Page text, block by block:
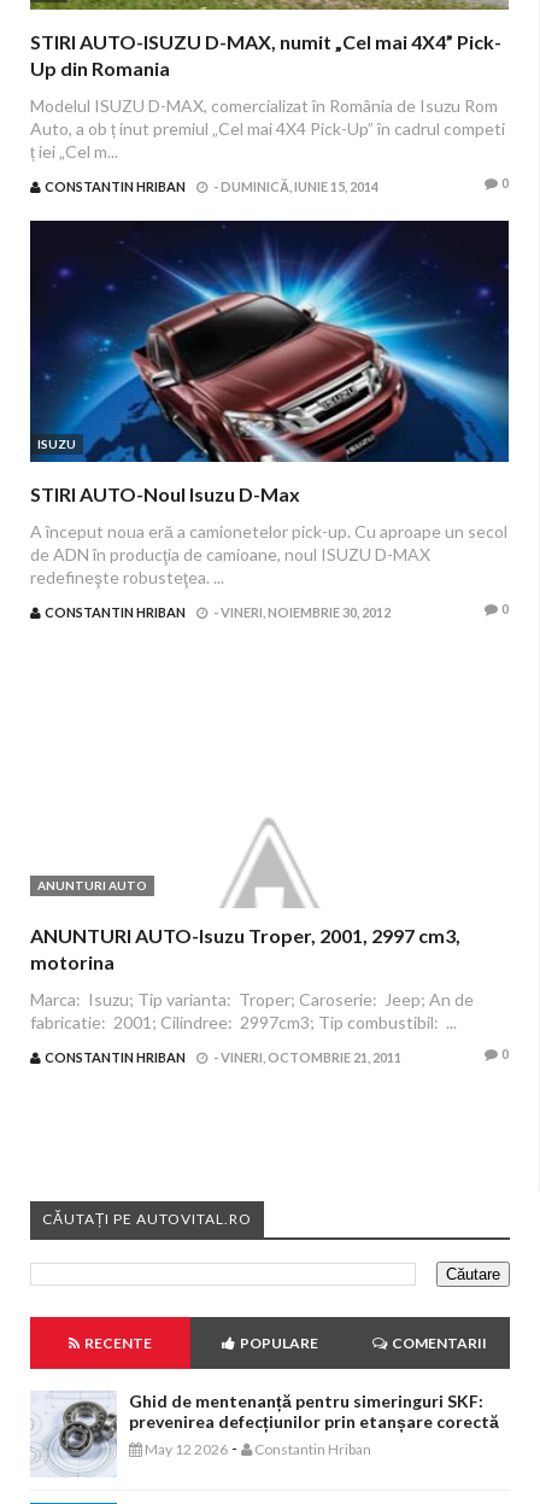
STIRI AUTO-ISUZU D-MAX, numit „Cel mai 4X4” Pick-
Up din Romania
Modelul ISUZU D-MAX, comercializat în România de Isuzu Rom
Auto, a ob ț inut premiul „Cel mai 4X4 Pick-Up” în cadrul competi
ț iei „Cel m...
CONSTANTIN HRIBAN -DUMINICĂ, IUNIE 15, 2014 0
ISUZU
STIRI AUTO-Noul Isuzu D-Max
A început noua eră a camionetelor pick-up. Cu aproape un secol
de ADN în producţia de camioane, noul ISUZU D-MAX
redefineşte robusteţea. ...
CONSTANTIN HRIBAN -VINERI, NOIEMBRIE 30, 2012 0
ANUNTURI AUTO
ANUNTURI AUTO-Isuzu Troper, 2001, 2997 cm3,
motorina
Marca: Isuzu; Tip varianta: Troper; Caroserie: Jeep; An de
fabricatie: 2001; Cilindree: 2997cm3; Tip combustibil: ...
CONSTANTIN HRIBAN -VINERI, OCTOMBRIE 21, 2011 0
CĂUTAȚI PE AUTOVITAL.RO
RECENTE POPULARE COMENTARII
Ghid de mentenanță pentru simeringuri SKF:
prevenirea defecțiunilor prin etanșare corectă
May 12 2026 - Constantin Hriban